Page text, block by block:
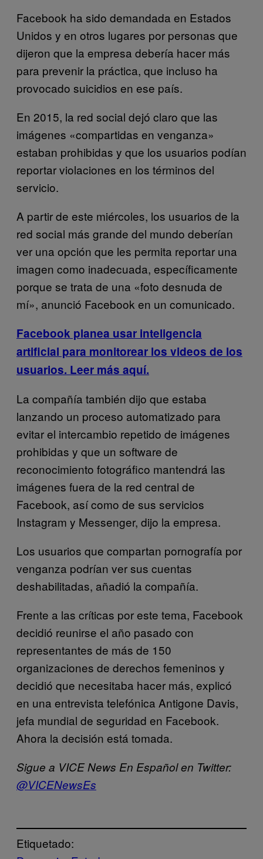
Facebook ha sido demandada en Estados
Unidos y en otros lugares por personas que
dijeron que la empresa debería hacer más
para prevenir la práctica, que incluso ha
provocado suicidios en ese país.
En 2015, la red social dejó claro que las
imágenes «compartidas en venganza»
estaban prohibidas y que los usuarios podían
reportar violaciones en los términos del
servicio.
A partir de este miércoles, los usuarios de la
red social más grande del mundo deberían
ver una opción que les permita reportar una
imagen como inadecuada, específicamente
porque se trata de una «foto desnuda de
mí», anunció Facebook en un comunicado.
Facebook planea usar inteligencia
artificial para monitorear los videos de los
usuarios. Leer más aquí.
La compañía también dijo que estaba
lanzando un proceso automatizado para
evitar el intercambio repetido de imágenes
prohibidas y que un software de
reconocimiento fotográfico mantendrá las
imágenes fuera de la red central de
Facebook, así como de sus servicios
Instagram y Messenger, dijo la empresa.
Los usuarios que compartan pornografía por
venganza podrían ver sus cuentas
deshabilitadas, añadió la compañía.
Frente a las críticas por este tema, Facebook
decidió reunirse el año pasado con
representantes de más de 150
organizaciones de derechos femeninos y
decidió que necesitaba hacer más, explicó
en una entrevista telefónica Antigone Davis,
jefa mundial de seguridad en Facebook.
Ahora la decisión está tomada.
Sigue a VICE News En Español en Twitter:
@VICENewsEs
Etiquetado: